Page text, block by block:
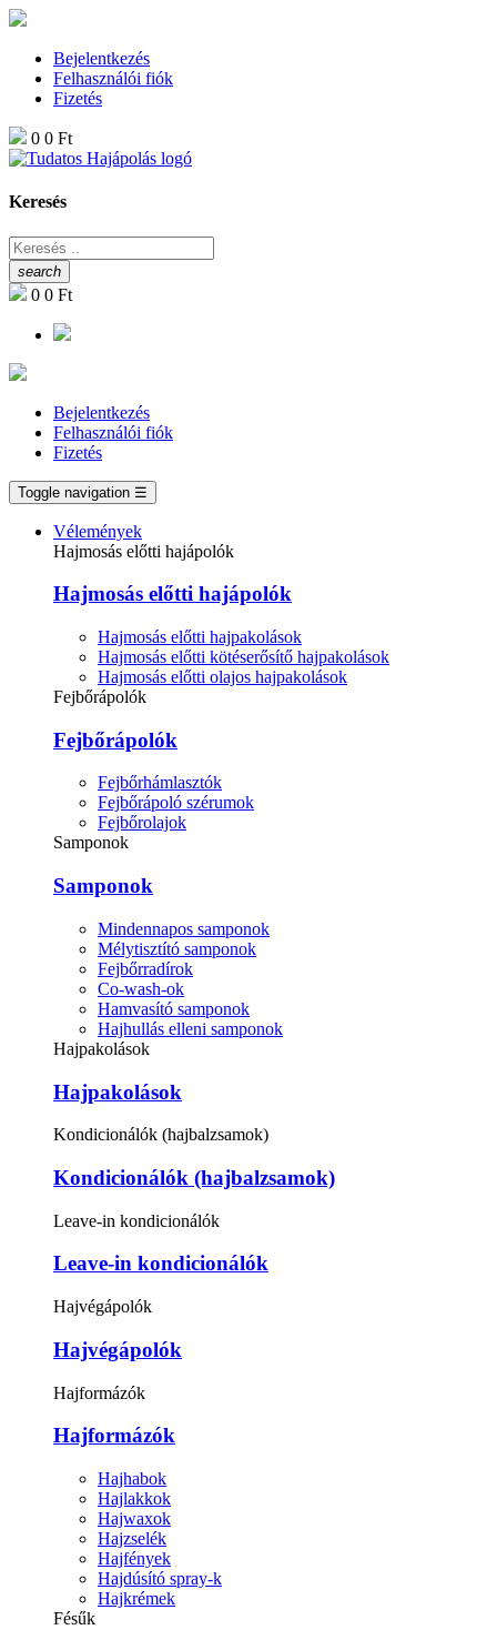
Bejelentkezés
Felhasználói fiók
Fizetés
0 0 Ft
Keresés
search
0 0 Ft
Bejelentkezés
Felhasználói fiók
Fizetés
Toggle navigation ☰
Vélemények
Hajmosás előtti hajápolók
Hajmosás előtti hajápolók
Hajmosás előtti hajpakolások
Hajmosás előtti kötéserősítő hajpakolások
Hajmosás előtti olajos hajpakolások
Fejbőrápolók
Fejbőrápolók
Fejbőrhámlasztók
Fejbőrápoló szérumok
Fejbőrolajok
Samponok
Samponok
Mindennapos samponok
Mélytisztító samponok
Fejbőrradírok
Co-wash-ok
Hamvasító samponok
Hajhullás elleni samponok
Hajpakolások
Hajpakolások
Kondicionálók (hajbalzsamok)
Kondicionálók (hajbalzsamok)
Leave-in kondicionálók
Leave-in kondicionálók
Hajvégápolók
Hajvégápolók
Hajformázók
Hajformázók
Hajhabok
Hajlakkok
Hajwaxok
Hajzselék
Hajfények
Hajdúsító spray-k
Hajkrémek
Fésűk